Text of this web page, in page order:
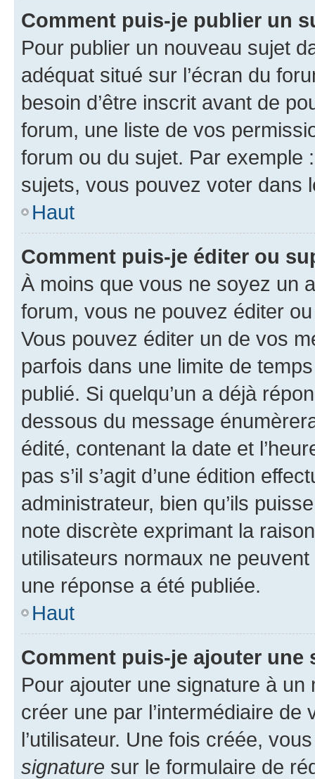
Comment puis-je publier un
Pour publier un nouveau sujet
adéquat situé sur l’écran du
besoin d’être inscrit avant de
forum, une liste de vos
forum ou du sujet. Par exemple
sujets, vous pouvez voter dans
Haut
Comment puis-je éditer ou
À moins que vous ne soyez un
forum, vous ne pouvez éditer
Vous pouvez éditer un de vos
parfois dans une limite de
publié. Si quelqu’un a déjà
dessous du message
édité, contenant la date et
pas s’il s’agit d’une édition
administrateur, bien qu’ils
note discrète exprimant la
utilisateurs normaux ne
une réponse a été publiée.
Haut
Comment puis-je ajouter une
Pour ajouter une signature à un
créer une par l’intermédiaire
l’utilisateur. Une fois créée,
signature sur le formulaire de